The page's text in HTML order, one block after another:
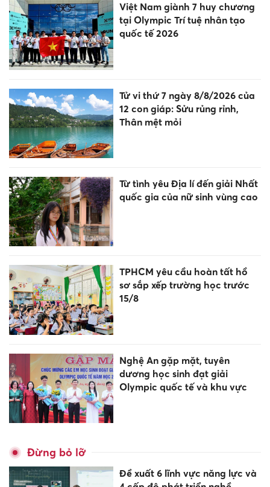
Việt Nam giành 7 huy chương
tại Olympic Trí tuệ nhân tạo
quốc tế 2026
Tử vi thứ 7 ngày 8/8/2026 của
12 con giáp: Sửu rủng rỉnh,
Thân mệt mỏi
Từ tình yêu Địa lí đến giải Nhất
quốc gia của nữ sinh vùng cao
TPHCM yêu cầu hoàn tất hồ
sơ sắp xếp trường học trước
15/8
Nghệ An gặp mặt, tuyên
dương học sinh đạt giải
Olympic quốc tế và khu vực
Đừng bỏ lỡ
Đề xuất 6 lĩnh vực năng lực và